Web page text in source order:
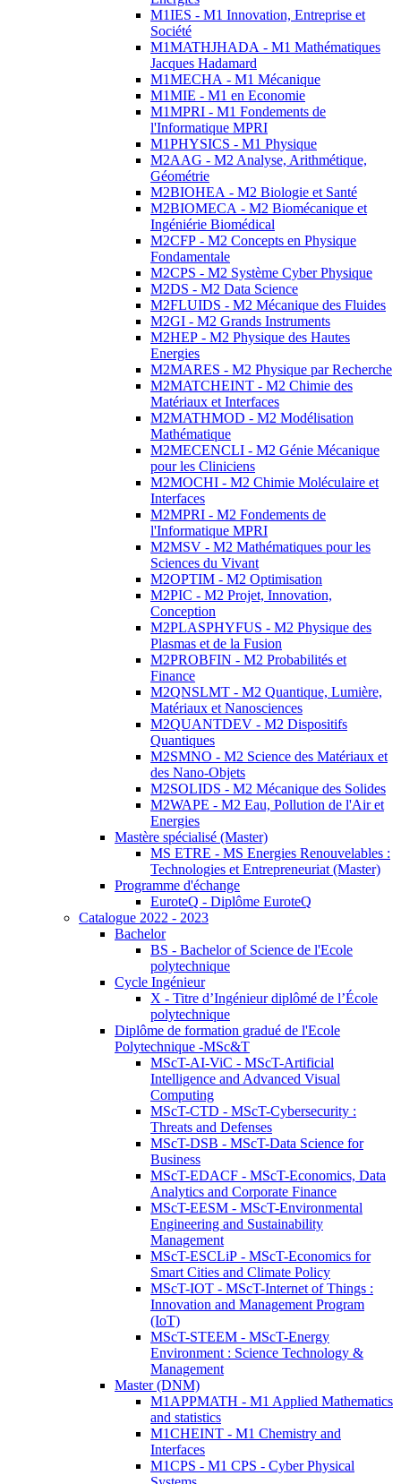
M1IES - M1 Innovation, Entreprise et
Société
M1MATHJHADA - M1 Mathématiques
Jacques Hadamard
M1MECHA - M1 Mécanique
M1MIE - M1 en Economie
M1MPRI - M1 Fondements de
l'Informatique MPRI
M1PHYSICS - M1 Physique
M2AAG - M2 Analyse, Arithmétique,
Géométrie
M2BIOHEA - M2 Biologie et Santé
M2BIOMECA - M2 Biomécanique et
Ingéniérie Biomédical
M2CFP - M2 Concepts en Physique
Fondamentale
M2CPS - M2 Système Cyber Physique
M2DS - M2 Data Science
M2FLUIDS - M2 Mécanique des Fluides
M2GI - M2 Grands Instruments
M2HEP - M2 Physique des Hautes
Energies
M2MARES - M2 Physique par Recherche
M2MATCHEINT - M2 Chimie des
Matériaux et Interfaces
M2MATHMOD - M2 Modélisation
Mathématique
M2MECENCLI - M2 Génie Mécanique
pour les Cliniciens
M2MOCHI - M2 Chimie Moléculaire et
Interfaces
M2MPRI - M2 Fondements de
l'Informatique MPRI
M2MSV - M2 Mathématiques pour les
Sciences du Vivant
M2OPTIM - M2 Optimisation
M2PIC - M2 Projet, Innovation,
Conception
M2PLASPHYFUS - M2 Physique des
Plasmas et de la Fusion
M2PROBFIN - M2 Probabilités et
Finance
M2QNSLMT - M2 Quantique, Lumière,
Matériaux et Nanosciences
M2QUANTDEV - M2 Dispositifs
Quantiques
M2SMNO - M2 Science des Matériaux et
des Nano-Objets
M2SOLIDS - M2 Mécanique des Solides
M2WAPE - M2 Eau, Pollution de l'Air et
Energies
Mastère spécialisé (Master)
MS ETRE - MS Energies Renouvelables :
Technologies et Entrepreneuriat (Master)
Programme d'échange
EuroteQ - Diplôme EuroteQ
Catalogue 2022 - 2023
Bachelor
BS - Bachelor of Science de l'Ecole
polytechnique
Cycle Ingénieur
X - Titre d’Ingénieur diplômé de l’École
polytechnique
Diplôme de formation gradué de l'Ecole
Polytechnique -MSc&T
MScT-AI-ViC - MScT-Artificial
Intelligence and Advanced Visual
Computing
MScT-CTD - MScT-Cybersecurity :
Threats and Defenses
MScT-DSB - MScT-Data Science for
Business
MScT-EDACF - MScT-Economics, Data
Analytics and Corporate Finance
MScT-EESM - MScT-Environmental
Engineering and Sustainability
Management
MScT-ESCLiP - MScT-Economics for
Smart Cities and Climate Policy
MScT-IOT - MScT-Internet of Things :
Innovation and Management Program
(IoT)
MScT-STEEM - MScT-Energy
Environment : Science Technology &
Management
Master (DNM)
M1APPMATH - M1 Applied Mathematics
and statistics
M1CHEINT - M1 Chemistry and
Interfaces
M1CPS - M1 CPS - Cyber Physical